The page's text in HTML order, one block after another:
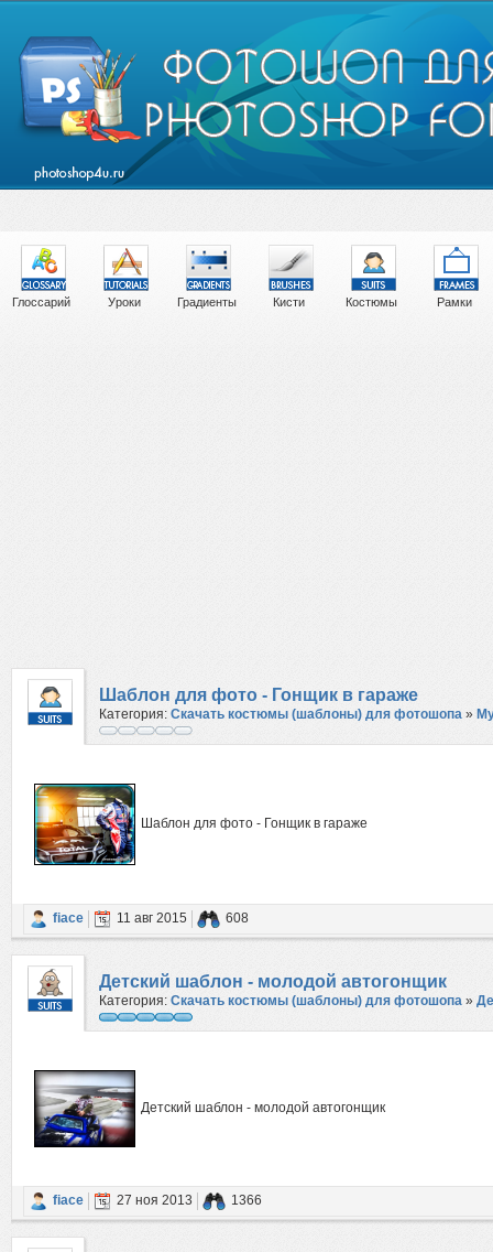
Глоссарий Уроки Градиенты Кисти Костюмы Рамки
Шаблон для фото - Гонщик в гараже
Категория: Скачать костюмы (шаблоны) для фотошопа »
Шаблон для фото - Гонщик в гараже
fiace 11 авг 2015 608
Детский шаблон - молодой автогонщик
Категория: Скачать костюмы (шаблоны) для фотошопа »
Детский шаблон - молодой автогонщик
fiace 27 ноя 2013 1366